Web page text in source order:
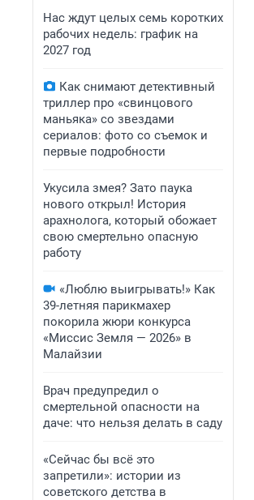
Нас ждут целых семь коротких
рабочих недель: график на
2027 год
Как снимают детективный
триллер про «свинцового
маньяка» со звездами
сериалов: фото со съемок и
первые подробности
Укусила змея? Зато паука
нового открыл! История
арахнолога, который обожает
свою смертельно опасную
работу
«Люблю выигрывать!» Как
39-летняя парикмахер
покорила жюри конкурса
«Миссис Земля — 2026» в
Малайзии
Врач предупредил о
смертельной опасности на
даче: что нельзя делать в саду
«Сейчас бы всё это
запретили»: истории из
советского детства в